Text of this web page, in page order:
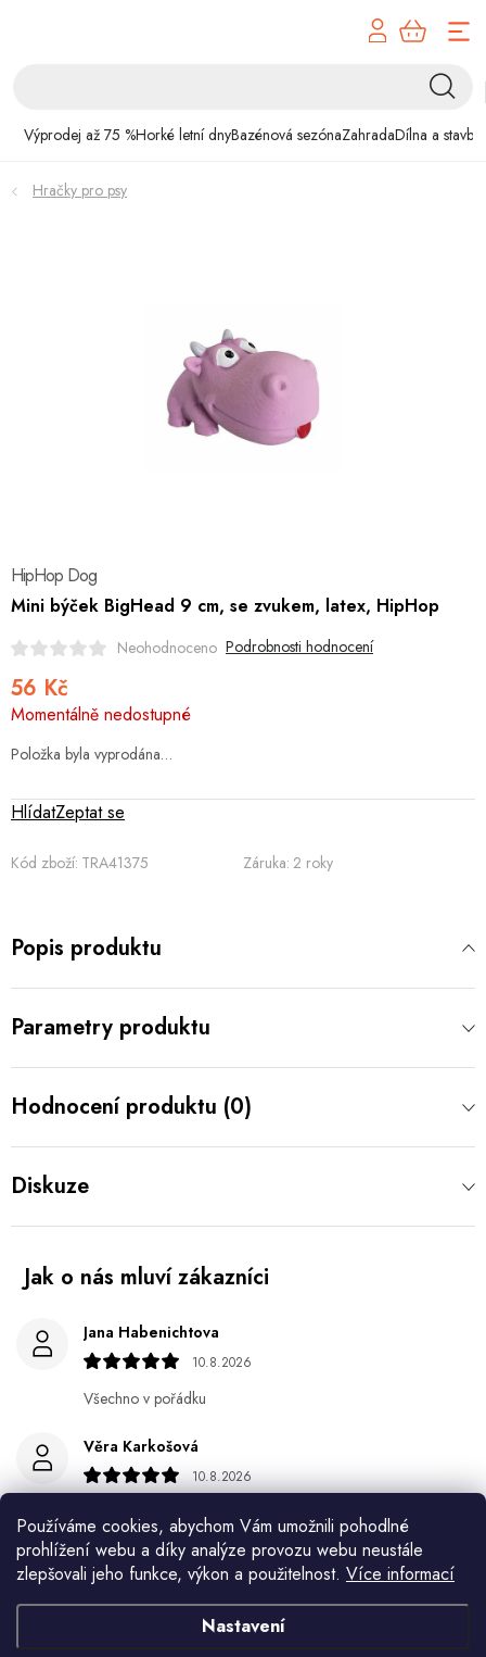
Používáme cookies, abychom Vám umožnili pohodlné
prohlížení webu a díky analýze provozu webu neustále
zlepšovali jeho funkce, výkon a použitelnost. Více informací
Nastavení
Výprodej až 75 %Horké letní dnyBazénová sezónaZahradaDílna a stavba
Horké letní dny
Bazénová sezóna
Chovatelské potřeby
Novinky
World Cleanup Day
Akční ceny
Půjčovna Kontaktuje nás
Vrácení a reklamace
Podmínky ochrany osobních údajů
Zásady používání cookies
Blog
Hračky pro psy
56 Kč
cena:
Položka byla vyprodána…
Momentálně nedostupné
Kód zboží: TRA41375 Záruka: 2 roky
Zeptat se
Hlídat
HipHop Dog
Mini býček BigHead 9 cm, se zvukem, latex, HipHop
Neohodnoceno Podrobnosti hodnocení
Popis produktu
Parametry produktu
Hodnocení produktu (0)
Diskuze
Jana Habenichtova
10.8.2026
Všechno v pořádku
Věra Karkošová
10.8.2026
Miroslav Lamper
10.8.2026
10.8.2026